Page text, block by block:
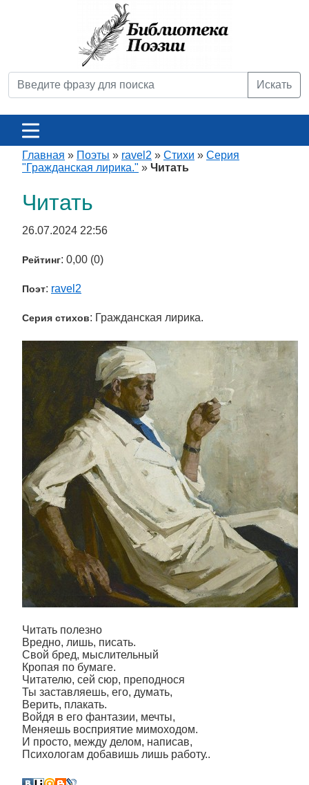
Искать
Главная » Поэты » ravel2 » Стихи » Серия
"Гражданская лирика." » Читать
Читать
26.07.2024 22:56
Рейтинг: 0,00 (0)
Поэт: ravel2
Серия стихов: Гражданская лирика.
Читать полезно
Вредно, лишь, писать.
Свой бред, мыслительный
Кропая по бумаге.
Читателю, сей сюр, преподнося
Ты заставляешь, его, думать,
Верить, плакать.
Войдя в его фантазии, мечты,
Меняешь восприятие мимоходом.
И просто, между делом, написав,
Психологам добавишь лишь работу..